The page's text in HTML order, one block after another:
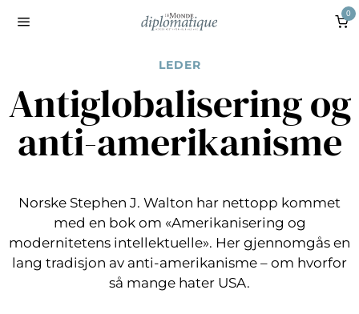
0
LEDER
Antiglobalisering og
anti-amerikanisme
Norske Stephen J. Walton har nettopp kommet
med en bok om «Amerikanisering og
modernitetens intellektuelle». Her gjennomgås en
lang tradisjon av anti-amerikanisme – om hvorfor
så mange hater USA.